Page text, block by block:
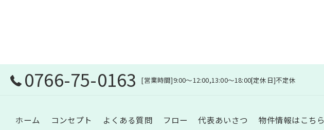
0766-75-0163 [営業時間]9:00～12:00,13:00～18:00[定休日]不定休
ホーム コンセプト よくある質問 フロー 代表あいさつ 物件情報はこちら